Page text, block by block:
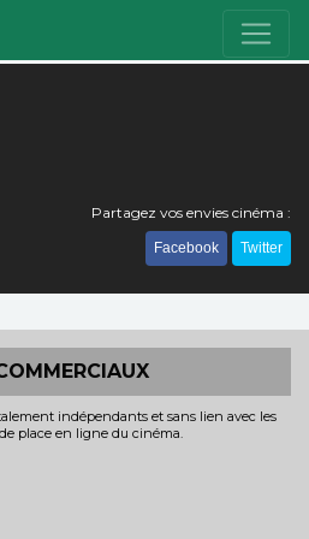
Partagez vos envies cinéma :
Facebook Twitter
indépendants et sans lien avec les
place en ligne du cinéma.